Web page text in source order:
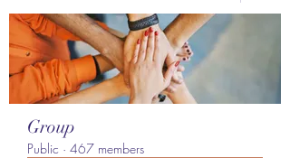
Group
Public · 467 members